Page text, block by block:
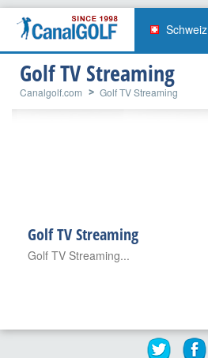
Schweiz
Golf TV Streaming
Canalgolf.com Golf TV Streaming
Golf TV Streaming
Golf TV Streaming...